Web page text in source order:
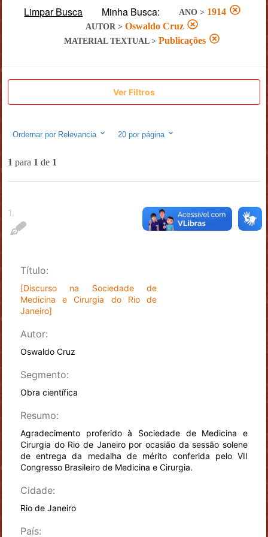
Limpar Busca Minha Busca: ANO > 1914
AUTOR > Oswaldo Cruz
MATERIAL TEXTUAL> Publicações
Ver Filtros
Ordernar por Relevancia 20por página
1 para 1 de 1
1.
Título:
[Discurso na Sociedade de
Medicina e Cirurgia do Rio de
Janeiro]
Autor:
Oswaldo Cruz
Segmento:
Obra científica
Resumo:
Agradecimento proferido à Sociedade de Medicina e
Cirurgia do Rio de Janeiro por ocasião da sessão solene
de entrega da medalha de mérito conferida pelo VII
Congresso Brasileiro de Medicina e Cirurgia.
Cidade:
Rio de Janeiro
País: